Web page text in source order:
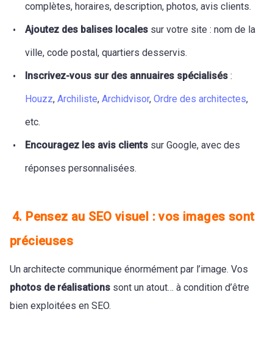
complètes, horaires, description, photos, avis clients.
Ajoutez des balises locales sur votre site : nom de la
ville, code postal, quartiers desservis.
Inscrivez-vous sur des annuaires spécialisés :
Houzz, Archiliste, Archidvisor, Ordre des architectes,
etc.
Encouragez les avis clients sur Google, avec des
réponses personnalisées.
4. Pensez au SEO visuel : vos images sont
précieuses
Un architecte communique énormément par l’image. Vos
photos de réalisations sont un atout… à condition d’être
bien exploitées en SEO.